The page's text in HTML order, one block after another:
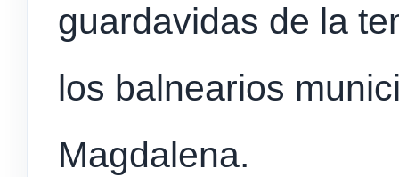
guardavidas de la
los balnearios
Magdalena.